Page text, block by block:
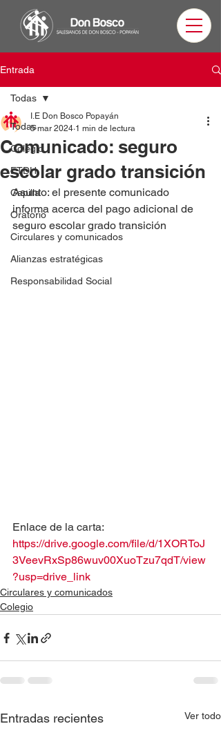
Entrada
Todas
Colegio
ETDH
Capilla
Oratorio
Circulares y comunicados
Alianzas estratégicas
Responsabilidad Social
Todas
Comunicado: seguro
escolar grado transición
I.E Don Bosco Popayán
5 mar 2024 1 min de lectura
Asunto: el presente comunicado
informa acerca del pago adicional de
seguro escolar grado transición
Enlace de la carta:
https://drive.google.com/file/d/1XORToJ
3VeevRxSp86wuv00XuoTzu7qdT/view
?usp=drive_link
Circulares y comunicados
Colegio
Entradas recientes Ver todo